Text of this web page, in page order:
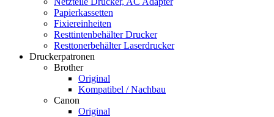
Papierkassetten
Fixiereinheiten
Resttintenbehälter Drucker
Resttonerbehälter Laserdrucker
Druckerpatronen
Brother
Original
Kompatibel / Nachbau
Canon
Original